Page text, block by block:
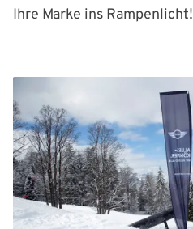
Ihre Marke ins Rampenlicht!